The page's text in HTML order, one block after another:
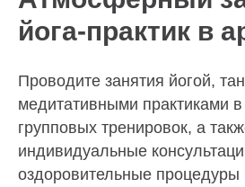
йога-практик в
Проводите занятия йогой,
медитативными практиками
групповых тренировок, а
индивидуальные
оздоровительные процедуры